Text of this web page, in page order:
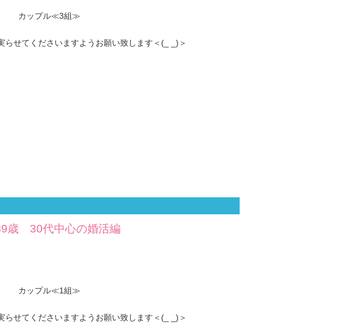
ップル≪3組≫
せてくださいますようお願い致します＜(_ _)＞
歳 30代中心の婚活編
ップル≪1組≫
せてくださいますようお願い致します＜(_ _)＞